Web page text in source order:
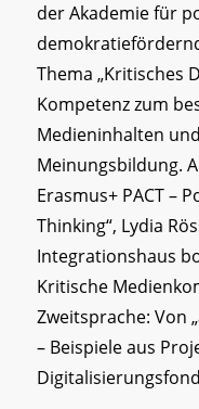
der Akademie für
Thema „Kritisches
Kompetenz zum
Medieninhalten
Meinungsbildung.
Erasmus+ PACT –
Thinking“, Lydia
Integrationshaus
Kritische
Zweitsprache: Von
– Beispiele aus